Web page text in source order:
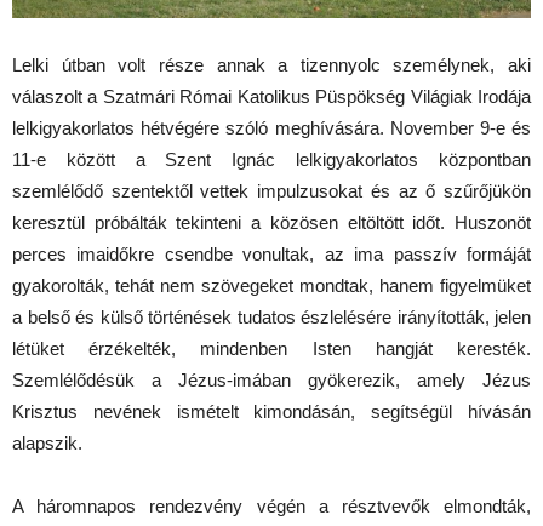
Lelki útban volt része annak a tizennyolc személynek, aki
válaszolt a Szatmári Római Katolikus Püspökség Világiak Irodája
lelkigyakorlatos hétvégére szóló meghívására. November 9-e és
11-e között a Szent Ignác lelkigyakorlatos központban
szemlélődő szentektől vettek impulzusokat és az ő szűrőjükön
keresztül próbálták tekinteni a közösen eltöltött időt. Huszonöt
perces imaidőkre csendbe vonultak, az ima passzív formáját
gyakorolták, tehát nem szövegeket mondtak, hanem figyelmüket
a belső és külső történések tudatos észlelésére irányították, jelen
létüket érzékelték, mindenben Isten hangját keresték.
Szemlélődésük a Jézus-imában gyökerezik, amely Jézus
Krisztus nevének ismételt kimondásán, segítségül hívásán
alapszik.
A háromnapos rendezvény végén a résztvevők elmondták,